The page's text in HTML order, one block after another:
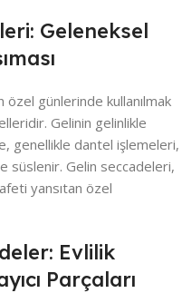
Geleneksel
günlerinde kullanılmak
Gelinin gelinlikle
genellikle dantel işlemeleri,
süslenir. Gelin seccadeleri,
yansıtan özel
Evlilik
Parçaları